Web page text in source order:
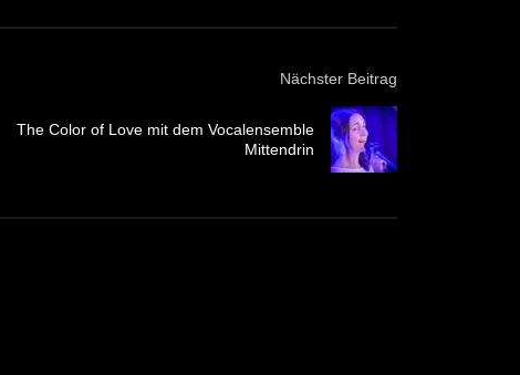
Nächster Beitrag
The Color of Love mit dem Vocalensemble
Mittendrin